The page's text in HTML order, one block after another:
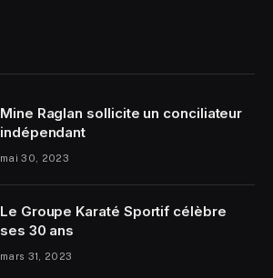
Mine Raglan sollicite un conciliateur
indépendant
mai 30, 2023
Le Groupe Karaté Sportif célèbre
ses 30 ans
mars 31, 2023